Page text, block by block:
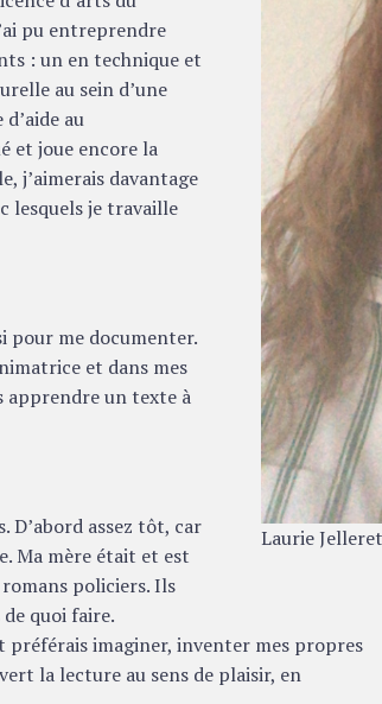
Laurie
pu entreprendre
: un en technique et
au sein d’une
au
et joue encore la
j’aimerais davantage
lesquels je travaille
pour me documenter.
et dans mes
apprendre un texte à
D’abord assez tôt, car
Ma mère était et est
policiers. Ils
quoi faire.
préférais imaginer, inventer mes propres
la lecture au sens de plaisir, en